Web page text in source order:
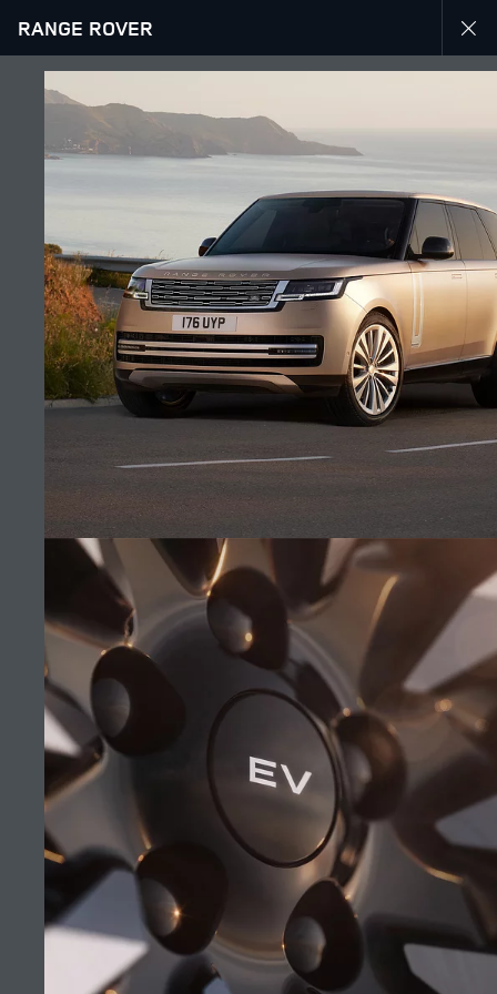
Zbuloni ofertën tonë aktuale për automjetet Range Rover
EKSPLORONI RANGE ROVER
GALERIA
RANGE ROVER
RANGE ROVER I
PANGATËRRUESHËM
(10)
KUSHTE DHE AFATE
NA KONTAKTONI
POLITIKA E PRIVATËSISË
POLITIKA E KUKIVE
© JAGUAR LAND ROVER LIMITED 2026: Registered office: Abbey Road,
Whitley, Coventry CV3 4LF. Registered in England No: 1672070
SHIHNI RREGULLOREN (BE) 2020/740 PDF
Shifrat e paraqitura janë rezultat i testeve të prodhuesit zyrtar në përputhje
me legjislacionin e BE-së. Konsumi faktik i karburantit nga mjeti mund të
ndryshojë nga ai i arritur në këto teste dhe këto shifra janë vetëm për
qëllime krahasuese. Informacioni, specifikimet, çmimet dhe ngjyrat në këtë